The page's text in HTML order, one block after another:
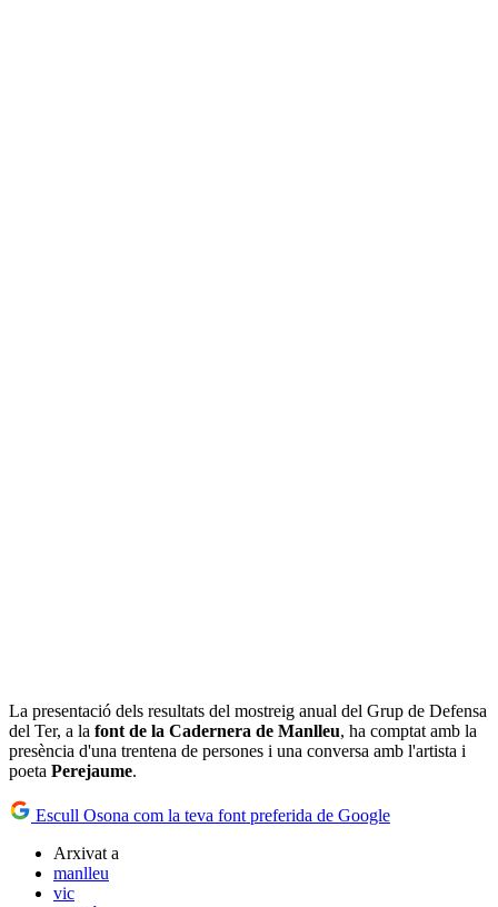
La presentació dels resultats del mostreig anual del Grup de Defensa
del Ter, a la font de la Cadernera de Manlleu, ha comptat amb la
presència d'una trentena de persones i una conversa amb l'artista i
poeta Perejaume.
Escull Osona com la teva font preferida de Google
Arxivat a
manlleu
vic